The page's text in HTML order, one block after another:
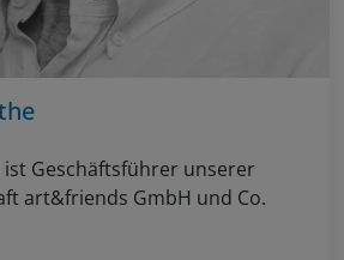
ist Geschäftsführer unserer
art&friends GmbH und Co.